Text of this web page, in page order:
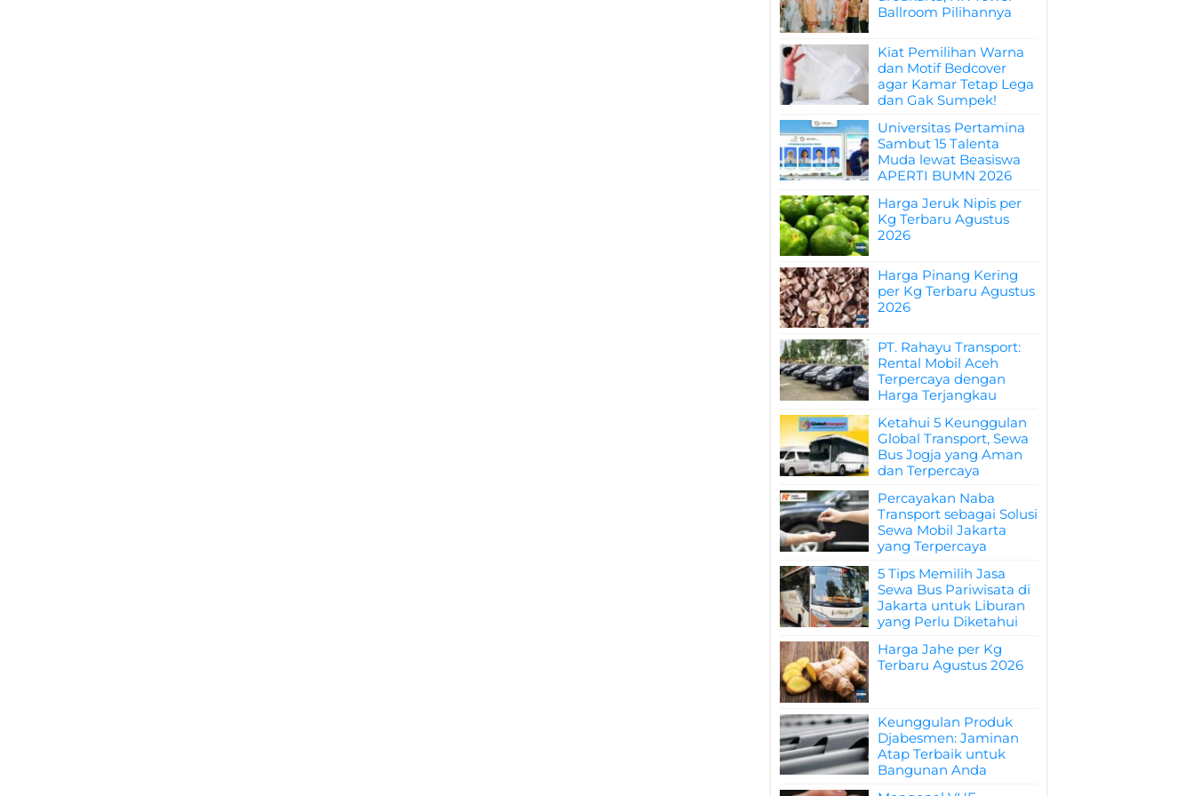
Ballroom Pilihannya
Kiat Pemilihan Warna
dan Motif Bedcover
agar Kamar Tetap Lega
dan Gak Sumpek!
Universitas Pertamina
Sambut 15 Talenta
Muda lewat Beasiswa
APERTI BUMN 2026
Harga Jeruk Nipis per
Kg Terbaru Agustus
2026
Harga Pinang Kering
per Kg Terbaru Agustus
2026
PT. Rahayu Transport:
Rental Mobil Aceh
Terpercaya dengan
Harga Terjangkau
Ketahui 5 Keunggulan
Global Transport, Sewa
Bus Jogja yang Aman
dan Terpercaya
Percayakan Naba
Transport sebagai Solusi
Sewa Mobil Jakarta
yang Terpercaya
5 Tips Memilih Jasa
Sewa Bus Pariwisata di
Jakarta untuk Liburan
yang Perlu Diketahui
Harga Jahe per Kg
Terbaru Agustus 2026
Keunggulan Produk
Djabesmen: Jaminan
Atap Terbaik untuk
Bangunan Anda